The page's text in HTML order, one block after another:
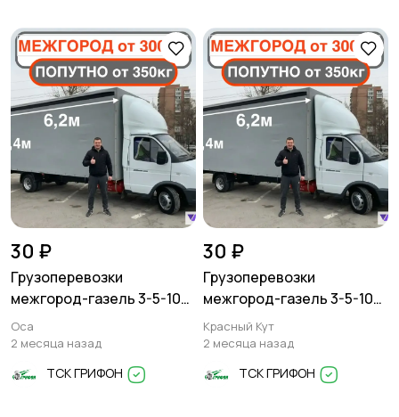
30 ₽
Грузоперевозки
межгород-газель 3-5-10
тонн
Оса
2 месяца назад
ТСК ГРИФОН
30 ₽
Грузоперевозки
межгород-газель 3-5-10
тонн
Красный Кут
2 месяца назад
ТСК ГРИФОН